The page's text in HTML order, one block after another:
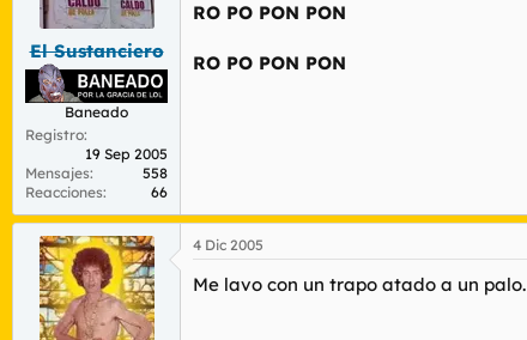
El Sustanciero
Baneado
Registro
19 Sep 2005
Mensajes
558
Reacciones
66
RO PO PON PON
RO PO PON PON
4 Dic 2005
Me lavo con un trapo atado a un palo.